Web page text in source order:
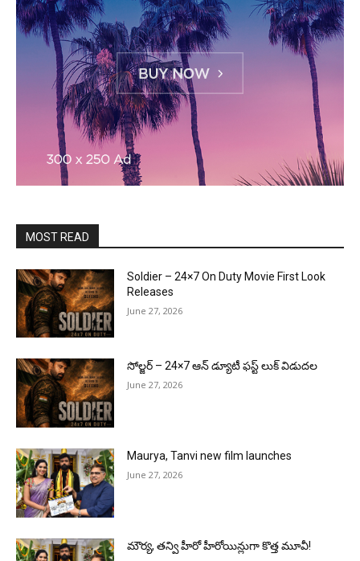
MOST READ
Soldier – 24×7 On Duty Movie First Look
Releases
June 27, 2026
సోల్జర్ – 24×7 ఆన్ డ్యూటీ ఫస్ట్ లుక్ విడుదల
June 27, 2026
Maurya, Tanvi new film launches
June 27, 2026
మౌర్య‌, త‌న్వి హీరో హీరోయిన్లుగా కొత్త మూవీ!